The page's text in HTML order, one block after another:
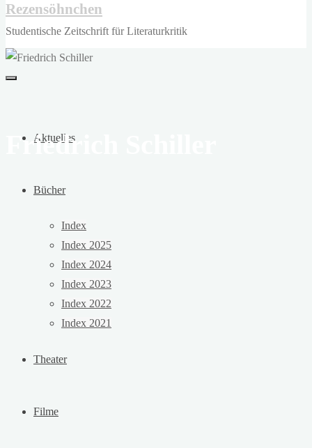
Rezensöhnchen
Studentische Zeitschrift für Literaturkritik
Aktuelles
Bücher
Index
Index 2025
Index 2024
Index 2023
Index 2022
Index 2021
Theater
Filme
Friedrich Schiller